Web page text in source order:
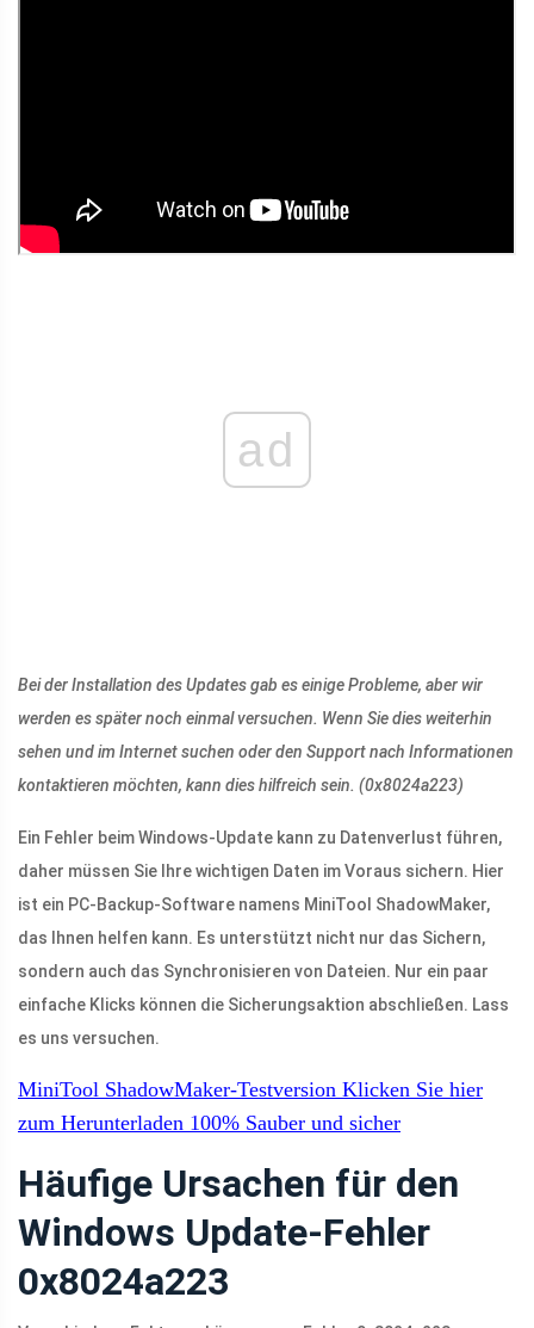
ad
Bei der Installation des Updates gab es einige Probleme, aber wir
werden es später noch einmal versuchen. Wenn Sie dies weiterhin
sehen und im Internet suchen oder den Support nach Informationen
kontaktieren möchten, kann dies hilfreich sein. (0x8024a223)
Ein Fehler beim Windows-Update kann zu Datenverlust führen,
daher müssen Sie Ihre wichtigen Daten im Voraus sichern. Hier
ist ein PC-Backup-Software namens MiniTool ShadowMaker,
das Ihnen helfen kann. Es unterstützt nicht nur das Sichern,
sondern auch das Synchronisieren von Dateien. Nur ein paar
einfache Klicks können die Sicherungsaktion abschließen. Lass
es uns versuchen.
MiniTool ShadowMaker-Testversion Klicken Sie hier
zum Herunterladen 100% Sauber und sicher
Häufige Ursachen für den
Windows Update-Fehler
0x8024a223